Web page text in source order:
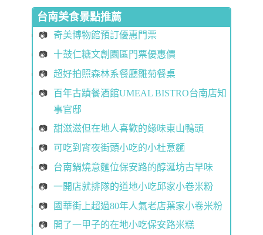
台南美食景點推薦
奇美博物館預訂優惠門票
十鼓仁糖文創園區門票優惠價
超好拍照森林系餐廳雛菊餐桌
百年古蹟餐酒館UMEAL BISTRO台南店知
事官邸
甜滋滋但在地人喜歡的緣味東山鴨頭
可吃到宵夜街頭小吃的小杜意麵
台南鍋燒意麵位保安路的醇涎坊古早味
一開店就排隊的道地小吃邱家小卷米粉
國華街上超過80年人氣老店葉家小卷米粉
開了一甲子的在地小吃保安路米糕